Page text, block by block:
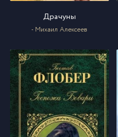
Драчуны
- Михаил Алексеев